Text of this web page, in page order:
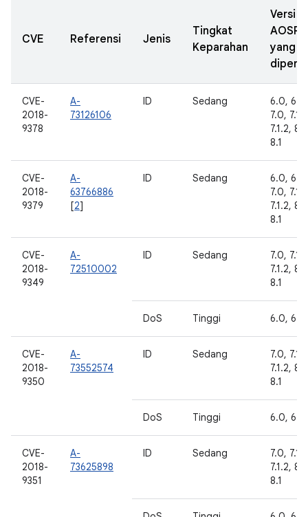
CVE Referensi Jenis
Tingkat
Keparahan
Versi
AOSP
yang
CVE-
2018-
9378
A-
73126106
ID Sedang
6.0,
7.0, 7.1.1,
7.1.2,
8.1
CVE-
2018-
9379
A-
63766886
[2]
ID Sedang
6.0,
7.0, 7.1.1,
7.1.2,
8.1
CVE-
2018-
9349
A-
72510002
ID Sedang
7.0, 7.1.1,
7.1.2,
8.1
DoS Tinggi 6.0,
CVE-
2018-
9350
A-
73552574
ID Sedang
7.0, 7.1.1,
7.1.2,
8.1
DoS Tinggi 6.0,
CVE-
2018-
9351
A-
73625898
ID Sedang
7.0, 7.1.1,
7.1.2,
8.1